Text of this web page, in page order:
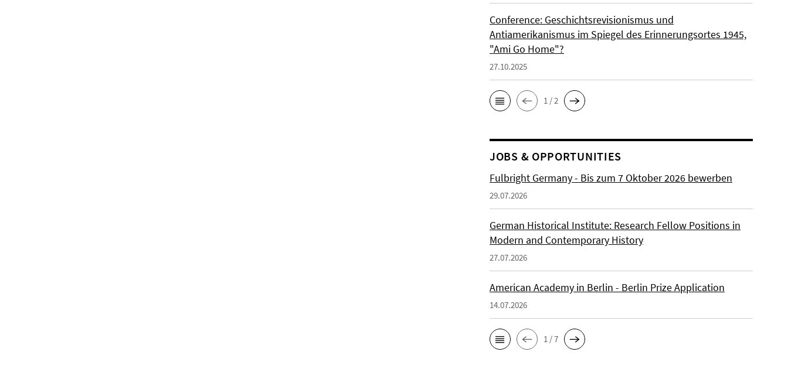
Conference: Geschichtsrevisionismus und
Antiamerikanismus im Spiegel des Erinnerungsortes 1945,
"Ami Go Home"?
27.10.2025
1 / 2
JOBS & OPPORTUNITIES
Fulbright Germany - Bis zum 7 Oktober 2026 bewerben
29.07.2026
German Historical Institute: Research Fellow Positions in
Modern and Contemporary History
27.07.2026
American Academy in Berlin - Berlin Prize Application
14.07.2026
1 / 7